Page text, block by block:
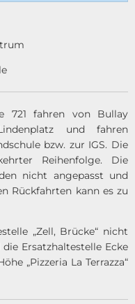
721 fahren von Bullay
und fahren
bzw. zur IGS. Die
Reihenfolge. Die
nicht angepasst und
Rückfahrten kann es zu
„Zell, Brücke“ nicht
Ersatzhaltestelle Ecke
„Pizzeria La Terrazza“